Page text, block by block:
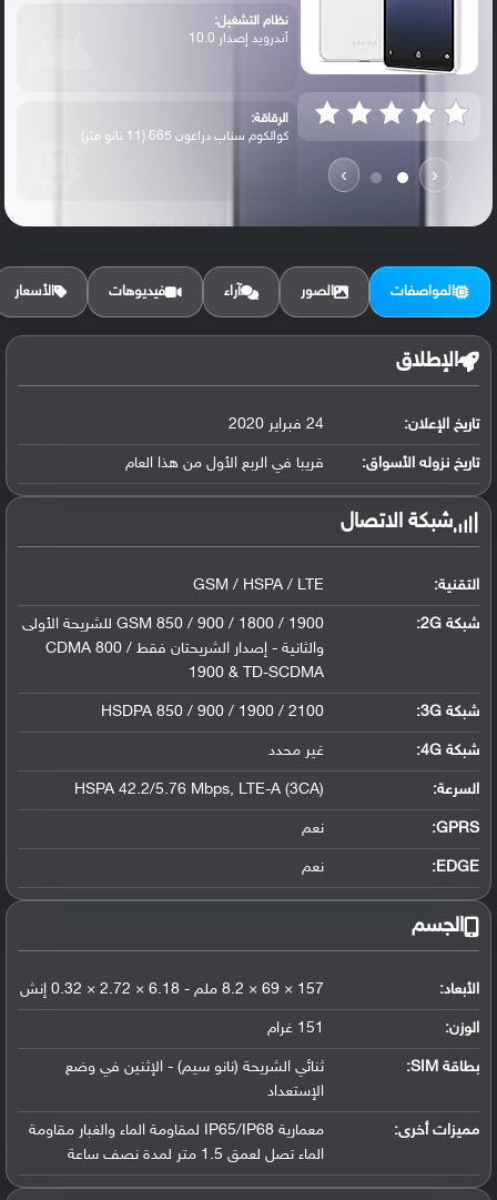
‹
›
نظام التشغيل:
أندرويد إصدار 10.0
الرقاقة:
كوالكوم سناب دراغون 665 (11 نانو متر)
الرام / التخزين:
البطارية:
ليثيوم بوليمر سعة 3600 مللي أمبير, غير ق...
المواصفات الصور آراء فيديوهات الأسعار
الإطلاق
تاريخ الإعلان: 24 فبراير 2020
تاريخ نزوله الأسواق: قريبا في الربع الأول من هذا العام
شبكة الاتصال
التقنية: GSM / HSPA / LTE
شبكة 2G:
GSM 850 / 900 / 1800 / 1900 للشريحة الأولى
والثانية - إصدار الشريحتان فقط CDMA 800 /
1900 & TD-SCDMA
شبكة 3G :
HSDPA 850 / 900 / 1900 / 2100
شبكة 4G : غير محدد
السرعة: HSPA 42.2/5.76 Mbps, LTE-A (3CA)
GPRS: نعم
EDGE: نعم
الجسم
الأبعاد: 157 × 69 × 8.2 ملم - 6.18 × 2.72 × 0.32 إنش
الوزن: 151 غرام
بطاقة SIM:
ثنائي الشريحة (نانو سيم) - الإثنين في وضع
الإستعداد
مميزات أخرى:
معمارية IP65/IP68 لمقاومة الماء والغبار مقاومة
الماء تصل لعمق 1.5 متر لمدة نصف ساعة